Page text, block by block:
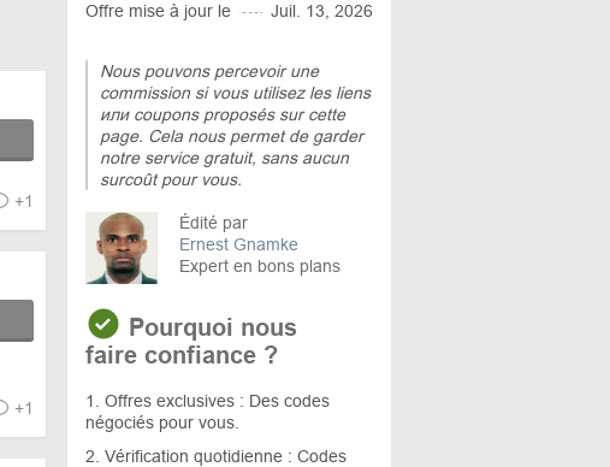
+1
+1
Offre mise à jour le
Juil. 13, 2026
Nous pouvons percevoir une
commission si vous utilisez les liens
или coupons proposés sur cette
page. Cela nous permet de garder
notre service gratuit, sans aucun
surcoût pour vous.
Édité par
Ernest Gnamke
Expert en bons plans
Pourquoi nous
faire confiance ?
1. Offres exclusives : Des codes
négociés pour vous.
2. Vérification quotidienne : Codes